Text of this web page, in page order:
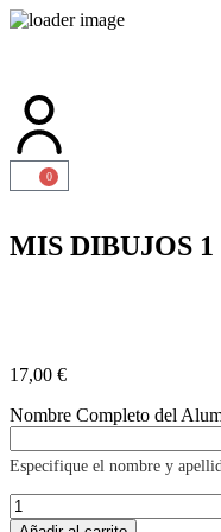
0
MIS DIBUJOS 1
17,00 €
Nombre Completo del
Especifique el nombre y